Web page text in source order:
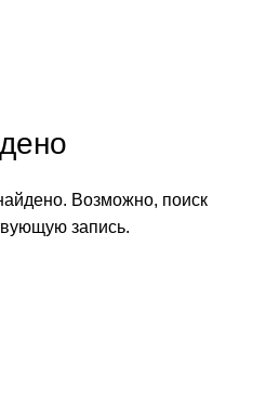
Возможно, поиск
запись.